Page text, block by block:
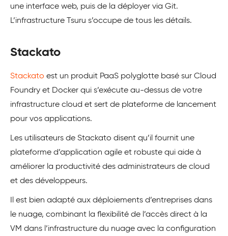
une interface web, puis de la déployer via Git.
L’infrastructure Tsuru s’occupe de tous les détails.
Stackato
Stackato est un produit PaaS polyglotte basé sur Cloud
Foundry et Docker qui s’exécute au-dessus de votre
infrastructure cloud et sert de plateforme de lancement
pour vos applications.
Les utilisateurs de Stackato disent qu’il fournit une
plateforme d’application agile et robuste qui aide à
améliorer la productivité des administrateurs de cloud
et des développeurs.
Il est bien adapté aux déploiements d’entreprises dans
le nuage, combinant la flexibilité de l’accès direct à la
VM dans l’infrastructure du nuage avec la configuration